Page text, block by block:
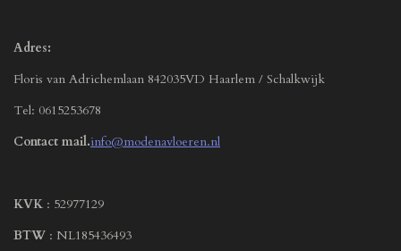
Adres:
Floris van Adrichemlaan 842035VD Haarlem / Schalkwijk
Tel: 0615253678
Contact mail.info@modenavloeren.nl
KVK : 52977129
BTW : NL185436493